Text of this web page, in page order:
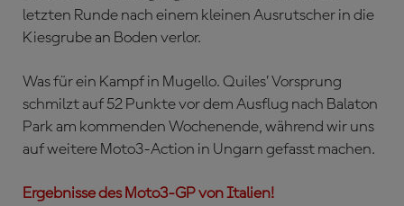
letzten Runde nach einem kleinen Ausrutscher in die
Kiesgrube an Boden verlor.
Was für ein Kampf in Mugello. Quiles’ Vorsprung
schmilzt auf 52 Punkte vor dem Ausflug nach Balaton
Park am kommenden Wochenende, während wir uns
auf weitere Moto3-Action in Ungarn gefasst machen.
Ergebnisse des Moto3-GP von Italien!